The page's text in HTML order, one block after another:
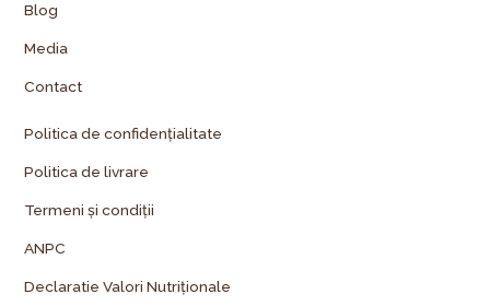
Blog
Media
Contact
Politica de confidențialitate
Politica de livrare
Termeni și condiții
ANPC
Declaratie Valori Nutriționale